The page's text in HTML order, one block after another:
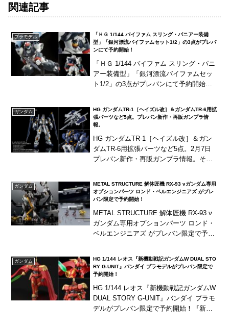
関連記事
プラモデル
「ＨＧ 1/144 バイファム スリング・パニアー装備
型」「銀河漂流バイファムセット1/2」の3点がプレバ
ンにて予約開始！
「ＨＧ 1/144 バイファム スリング・パニ
アー装備型」「銀河漂流バイファムセッ
ト1/2」の3点がプレバンにて予約開始！
イファ...
ガンダム
HG ガンダムTR-1［ヘイズル改］＆ガンダムTR-6用拡
張パーツなど5点。プレバン新作・再販ガンプラ情
報。
HG ガンダムTR-1［ヘイズル改］＆ガン
ダムTR-6用拡張パーツなど5点。2月7日
プレバン新作・再販ガンプラ情報。それ
ガンダム
METAL STRUCTURE 解体匠機 RX-93 νガンダム専用
オプションパーツ ロンド・ベルエンジニアズ がプレ
バン限定で予約開始！
METAL STRUCTURE 解体匠機 RX-93 ν
ガンダム専用オプションパーツ ロンド・
ベルエンジニアズ がプレバン限定で予約
ガンダム
HG 1/144 レオス『新機動戦記ガンダムW DUAL STO
RY G-UNIT』バンダイ プラモデルがプレバン限定で
予約開始！
HG 1/144 レオス『新機動戦記ガンダムW
DUAL STORY G-UNIT』バンダイ プラモ
デルがプレバン限定で予約開始！『新機